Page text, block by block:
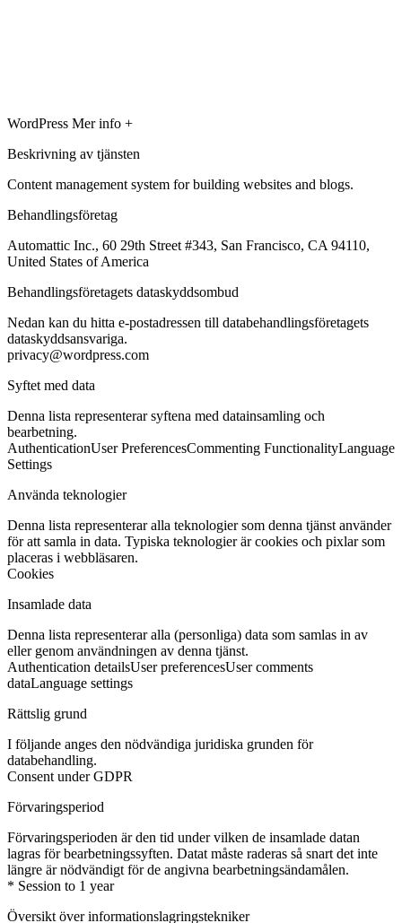
WordPress Mer info +
Beskrivning av tjänsten
Content management system for building websites and blogs.
Behandlingsföretag
Automattic Inc., 60 29th Street #343, San Francisco, CA 94110,
United States of America
Behandlingsföretagets dataskyddsombud
Nedan kan du hitta e-postadressen till databehandlingsföretagets
dataskyddsansvariga.
privacy@wordpress.com
Syftet med data
Denna lista representerar syftena med datainsamling och
bearbetning.
AuthenticationUser PreferencesCommenting FunctionalityLanguage
Settings
Använda teknologier
Denna lista representerar alla teknologier som denna tjänst använder
för att samla in data. Typiska teknologier är cookies och pixlar som
placeras i webbläsaren.
Cookies
Insamlade data
Denna lista representerar alla (personliga) data som samlas in av
eller genom användningen av denna tjänst.
Authentication detailsUser preferencesUser comments
dataLanguage settings
Rättslig grund
I följande anges den nödvändiga juridiska grunden för
databehandling.
Consent under GDPR
Förvaringsperiod
Förvaringsperioden är den tid under vilken de insamlade datan
lagras för bearbetningssyften. Datat måste raderas så snart det inte
längre är nödvändigt för de angivna bearbetningsändamålen.
* Session to 1 year
Översikt över informationslagringstekniker